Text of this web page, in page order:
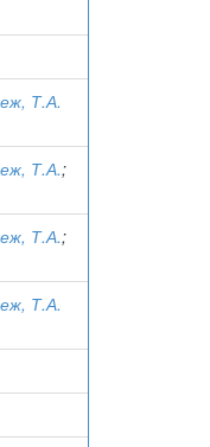
Т.А.
Т.А.;
Т.А.;
Т.А.